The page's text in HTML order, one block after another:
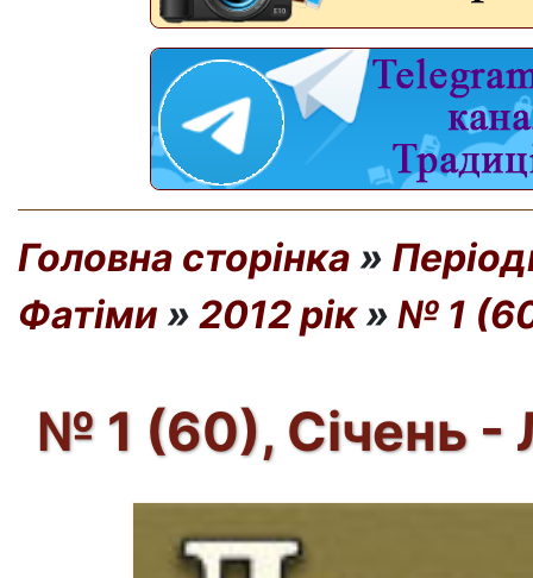
Головна сторінка »
Фатіми » 2012 рік» № 1
№ 1 (60), Січень -